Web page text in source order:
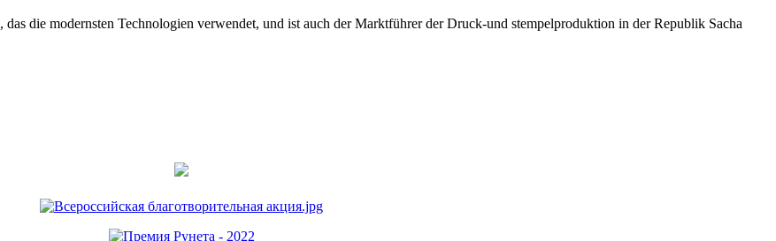
die modernsten Technologien verwendet, und ist auch der Marktführer der Druck-und stempelproduktion in der Republik Sacha